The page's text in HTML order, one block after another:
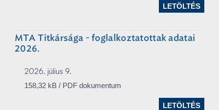
LETÖLTÉS
MTA Titkársága - foglalkoztatottak adatai
2026.
2026. július 9.
158,32 kB / PDF dokumentum
LETÖLTÉS